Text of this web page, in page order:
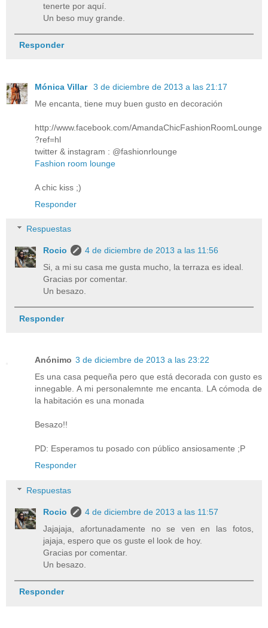
tenerte por aquí.
Un beso muy grande.
Responder
Mónica Villar 3 de diciembre de 2013 a las 21:17
Me encanta, tiene muy buen gusto en decoración
http://www.facebook.com/AmandaChicFashionRoomLounge
?ref=hl
twitter & instagram : @fashionrlounge
Fashion room lounge
A chic kiss ;)
Responder
Respuestas
Rocio
4 de diciembre de 2013 a las 11:56
Si, a mi su casa me gusta mucho, la terraza es ideal.
Gracias por comentar.
Un besazo.
Responder
Anónimo 3 de diciembre de 2013 a las 23:22
Es una casa pequeña pero que está decorada con gusto es
innegable. A mi personalemnte me encanta. LA cómoda de
la habitación es una monada
Besazo!!
PD: Esperamos tu posado con público ansiosamente ;P
Responder
Respuestas
Rocio
4 de diciembre de 2013 a las 11:57
Jajajaja, afortunadamente no se ven en las fotos,
jajaja, espero que os guste el look de hoy.
Gracias por comentar.
Un besazo.
Responder